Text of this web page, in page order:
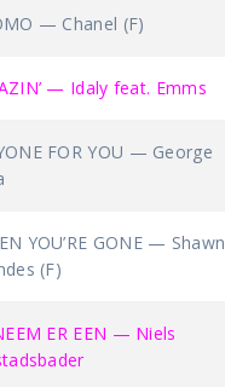
— Chanel (F)
— Idaly feat. Emms
FOR YOU — George
YOU’RE GONE — Shawn
(F)
ER EEN — Niels